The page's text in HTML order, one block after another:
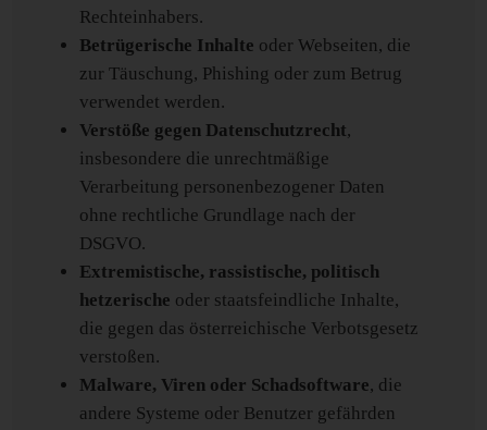
Rechteinhabers.
Betrügerische Inhalte oder Webseiten, die
zur Täuschung, Phishing oder zum Betrug
verwendet werden.
Verstöße gegen Datenschutzrecht,
insbesondere die unrechtmäßige
Verarbeitung personenbezogener Daten
ohne rechtliche Grundlage nach der
DSGVO.
Extremistische, rassistische, politisch
hetzerische oder staatsfeindliche Inhalte,
die gegen das österreichische Verbotsgesetz
verstoßen.
Malware, Viren oder Schadsoftware, die
andere Systeme oder Benutzer gefährden